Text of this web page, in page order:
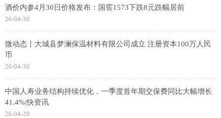
酒价内参4月30日价格发布：国窖1573下跌8元跌幅居前
26-04-30
微动态丨大城县梦澜保温材料有限公司成立 注册资本100万人民
币
26-04-30
中国人寿业务结构持续优化，一季度首年期交保费同比大幅增长
41.4%|快资讯
26-04-29